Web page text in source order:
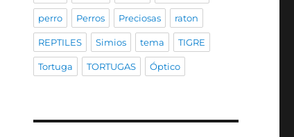
perro Perros Preciosas raton
REPTILES Simios tema TIGRE
Tortuga TORTUGAS Óptico